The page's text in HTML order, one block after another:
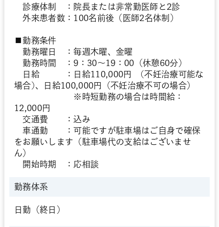
診療体制 ：院長または非常勤医師と2診
外来患者数：100名前後（医師2名体制）
■勤務条件
勤務曜日 ：毎週木曜、金曜
勤務時間 ：9：30～19：00（休憩60分）
日給 ：日給110,000円 (不妊治療可能な
場合)、日給100,000円（不妊治療不可の場合）
※時短勤務の場合は時間給：
12,000円
交通費 ：込み
車通勤 ：可能ですが駐車場はご自身で確保
をお願いします（駐車場代の支給はございませ
ん）
開始時期 ：応相談
勤務体系
日勤（終日）